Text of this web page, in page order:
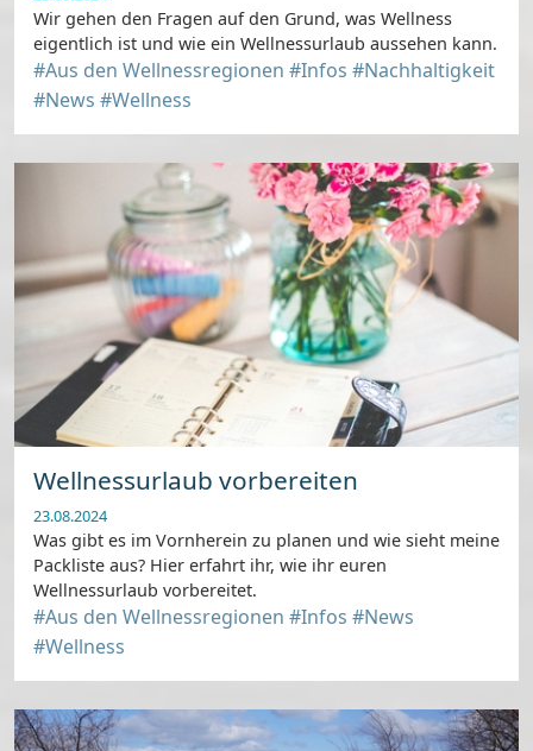
Wir gehen den Fragen auf den Grund, was Wellness
eigentlich ist und wie ein Wellnessurlaub aussehen kann.
#Aus den Wellnessregionen #Infos #Nachhaltigkeit
#News #Wellness
Wellnessurlaub vorbereiten
23.08.2024
Was gibt es im Vornherein zu planen und wie sieht meine
Packliste aus? Hier erfahrt ihr, wie ihr euren
Wellnessurlaub vorbereitet.
#Aus den Wellnessregionen #Infos #News
#Wellness